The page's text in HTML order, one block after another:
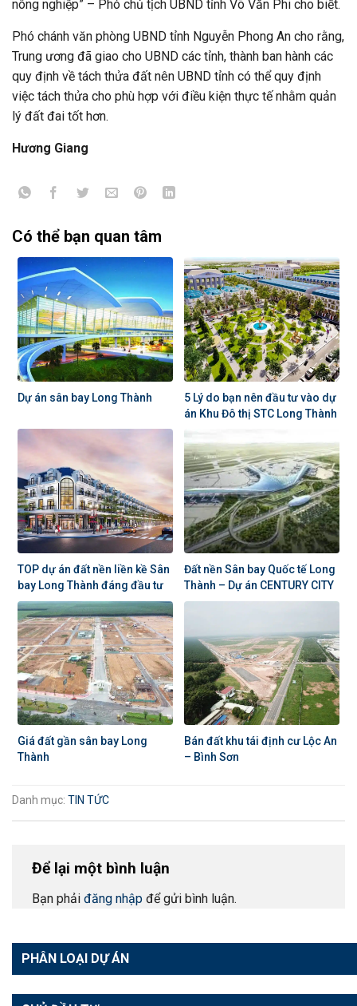
PHÂN LOẠI DỰ ÁN
nông nghiệp” – Phó chủ tịch UBND tỉnh Võ Văn Phi cho biết.
Phó chánh văn phòng UBND tỉnh Nguyễn Phong An cho rằng,
Trung ương đã giao cho UBND các tỉnh, thành ban hành các
quy định về tách thửa đất nên UBND tỉnh có thể quy định
việc tách thửa cho phù hợp với điều kiện thực tế nhằm quản
lý đất đai tốt hơn.
Hương Giang
Có thể bạn quan tâm
Dự án sân bay Long Thành
5 Lý do bạn nên đầu tư vào dự
án Khu Đô thị STC Long Thành
TOP dự án đất nền liền kề Sân
bay Long Thành đáng đầu tư
Đất nền Sân bay Quốc tế Long
Thành – Dự án CENTURY CITY
Giá đất gần sân bay Long
Thành
Bán đất khu tái định cư Lộc An
– Bình Sơn
Danh mục: TIN TỨC
Để lại một bình luận
Bạn phải đăng nhập để gửi bình luận.